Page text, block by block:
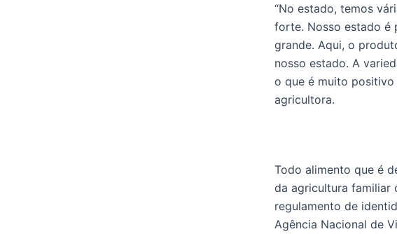
“No estado, temos
forte. Nosso estado é
grande. Aqui, o
nosso estado. A
o que é muito positivo
agricultora.
Todo alimento que é
da agricultura familiar
regulamento de
Agência Nacional de